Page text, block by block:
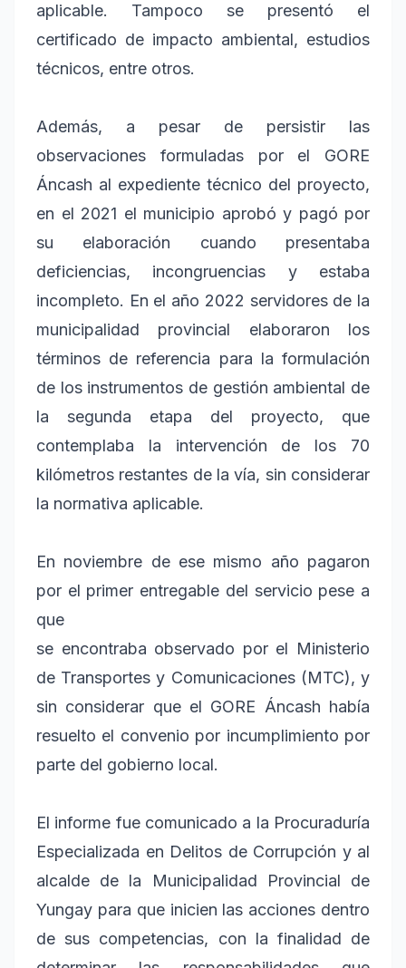
aplicable. Tampoco se presentó el
certificado de impacto ambiental, estudios
técnicos, entre otros.
Además, a pesar de persistir las
observaciones formuladas por el GORE
Áncash al expediente técnico del proyecto,
en el 2021 el municipio aprobó y pagó por
su elaboración cuando presentaba
deficiencias, incongruencias y estaba
incompleto. En el año 2022 servidores de la
municipalidad provincial elaboraron los
términos de referencia para la formulación
de los instrumentos de gestión ambiental de
la segunda etapa del proyecto, que
contemplaba la intervención de los 70
kilómetros restantes de la vía, sin considerar
la normativa aplicable.
En noviembre de ese mismo año pagaron
por el primer entregable del servicio pese a
que
se encontraba observado por el Ministerio
de Transportes y Comunicaciones (MTC), y
sin considerar que el GORE Áncash había
resuelto el convenio por incumplimiento por
parte del gobierno local.
El informe fue comunicado a la Procuraduría
Especializada en Delitos de Corrupción y al
alcalde de la Municipalidad Provincial de
Yungay para que inicien las acciones dentro
de sus competencias, con la finalidad de